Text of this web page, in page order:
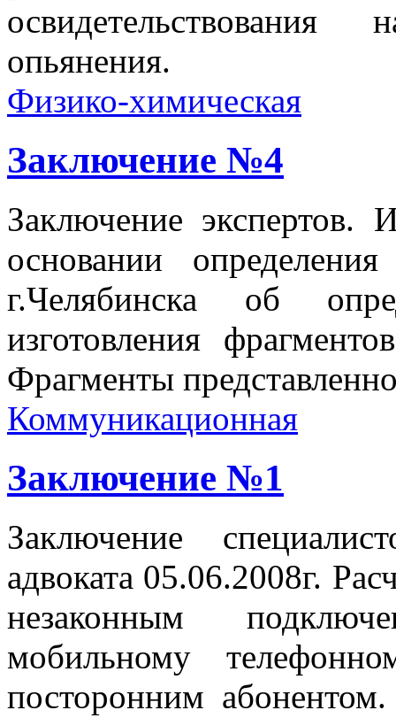
освидетельствования
опьянения.
Физико-химическая
Заключение №4
Заключение экспертов.
основании
г.Челябинска об
изготовления
Фрагменты
Коммуникационная
Заключение №1
Заключение
адвоката 05.06.2008г.
незаконным
мобильному
посторонним абонентом.